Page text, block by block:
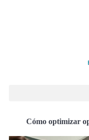
Cómo optimizar